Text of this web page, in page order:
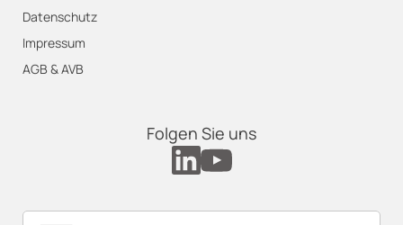
Datenschutz
Impressum
AGB & AVB
Folgen Sie uns